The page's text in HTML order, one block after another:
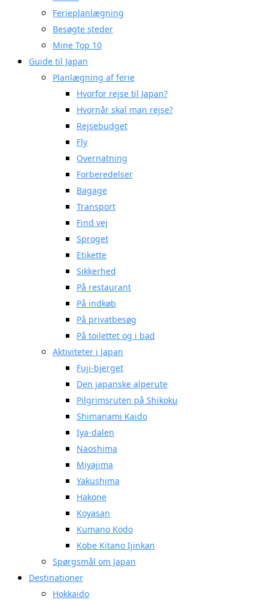
Ferieplanlægning
Besøgte steder
Mine Top 10
Guide til Japan
Planlægning af ferie
Hvorfor rejse til Japan?
Hvornår skal man rejse?
Rejsebudget
Fly
Overnatning
Forberedelser
Bagage
Transport
Find vej
Sproget
Etikette
Sikkerhed
På restaurant
På indkøb
På privatbesøg
På toilettet og i bad
Aktiviteter i Japan
Fuji-bjerget
Den japanske alperute
Pilgrimsruten på Shikoku
Shimanami Kaido
Iya-dalen
Naoshima
Miyajima
Yakushima
Hakone
Koyasan
Kumano Kodo
Kobe Kitano Ijinkan
Spørgsmål om Japan
Destinationer
Hokkaido